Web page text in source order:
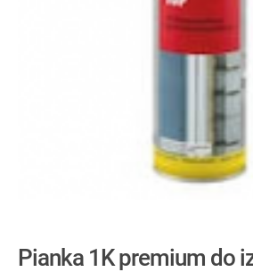
Pianka 1K premium do